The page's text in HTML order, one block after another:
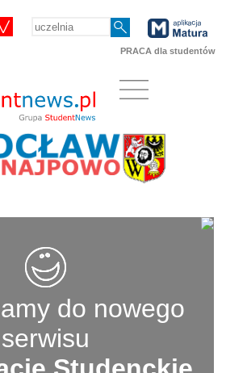
PRACA dla studentów
do nowego
serwisu